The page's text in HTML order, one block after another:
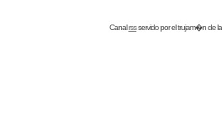
Canalrssservido por eltrujam�nde